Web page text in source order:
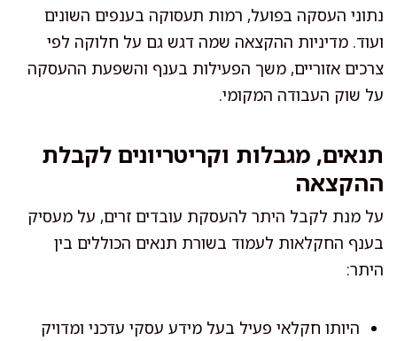
נתוני העסקה בפועל, רמות תעסוקה בענפים השונים
ועוד. מדיניות ההקצאה שמה דגש גם על חלוקה לפי
צרכים אזוריים, משך הפעילות בענף והשפעת ההעסקה
על שוק העבודה המקומי.
תנאים, מגבלות וקריטריונים לקבלת
ההקצאה
על מנת לקבל היתר להעסקת עובדים זרים, על מעסיק
בענף החקלאות לעמוד בשורת תנאים הכוללים בין
היתר:
היותו חקלאי פעיל בעל מידע עסקי עדכני ומדויק